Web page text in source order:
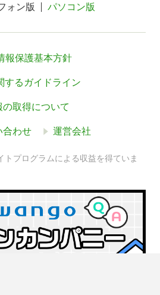
ォン版 パソコン版
報保護基本方針
するガイドライン
取得について
合わせ 運営会社
トプログラムによる収益を得ていま